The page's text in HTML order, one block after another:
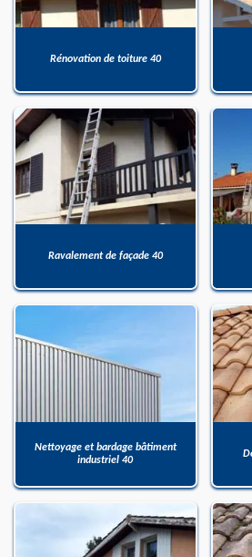
Rénovation de toiture 40
Ravalement de façade 40
Nettoyage et bardage bâtiment
industriel 40